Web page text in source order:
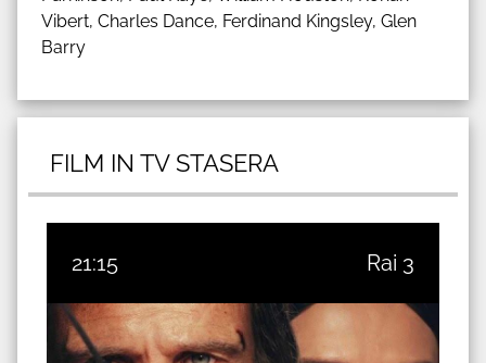
Vibert, Charles Dance, Ferdinand Kingsley, Glen
Barry
FILM IN TV STASERA
21:15 Rai 3